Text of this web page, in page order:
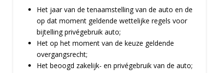
Het jaar van de tenaamstelling van de auto en de
op dat moment geldende wettelijke regels voor
bijtelling privégebruik auto;
Het op het moment van de keuze geldende
overgangsrecht;
Het beoogd zakelijk- en privégebruik van de auto;